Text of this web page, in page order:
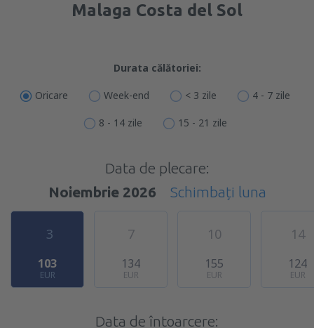
Malaga Costa del Sol
Durata călătoriei:
Oricare Week-end < 3 zile 4 - 7 zile
8 - 14 zile 15 - 21 zile
Data de plecare:
Noiembrie 2026
Schimbați luna
3
103
EUR
7
134
EUR
10
155
EUR
14
124
EUR
Data de întoarcere: